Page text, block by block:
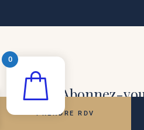
Abonnez-
newsletter et
0